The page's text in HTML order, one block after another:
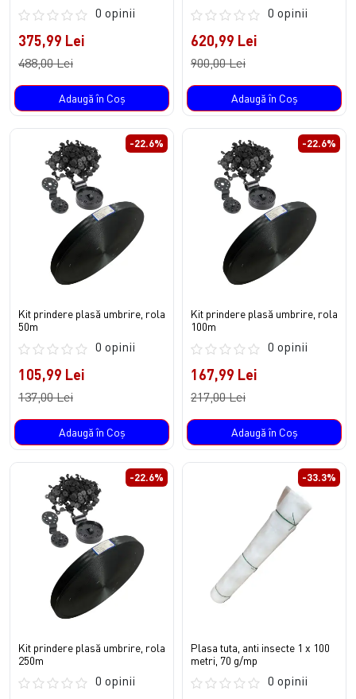
0 opinii
375,99 Lei
488,00 Lei
Adaugă în Coş
0 opinii
620,99 Lei
900,00 Lei
Adaugă în Coş
-22.6%
Kit prindere plasă umbrire, rola
50m
0 opinii
105,99 Lei
137,00 Lei
Adaugă în Coş
-22.6%
Kit prindere plasă umbrire, rola
100m
0 opinii
167,99 Lei
217,00 Lei
Adaugă în Coş
-22.6%
Kit prindere plasă umbrire, rola
250m
0 opinii
-33.3%
Plasa tuta, anti insecte 1 x 100
metri, 70 g/mp
0 opinii